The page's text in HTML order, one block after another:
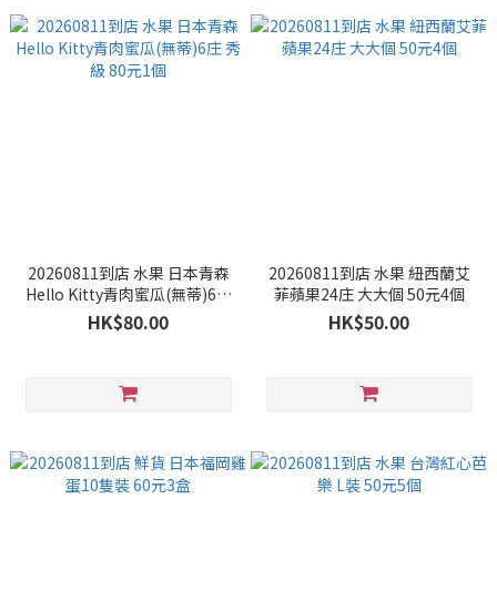
20260811到店 水果 日本青森
Hello Kitty青肉蜜瓜(無蒂)6庄
秀級 80元1個
HK$80.00
20260811到店 水果 紐西蘭艾
菲蘋果24庄 大大個 50元4個
HK$50.00